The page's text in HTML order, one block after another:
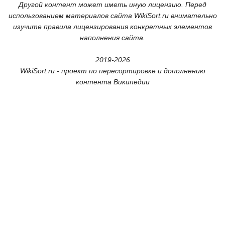
Другой контент может иметь иную лицензию. Перед
использованием материалов сайта WikiSort.ru внимательно
изучите правила лицензирования конкретных элементов
наполнения сайта.
2019-2026
WikiSort.ru - проект по пересортировке и дополнению
контента Википедии